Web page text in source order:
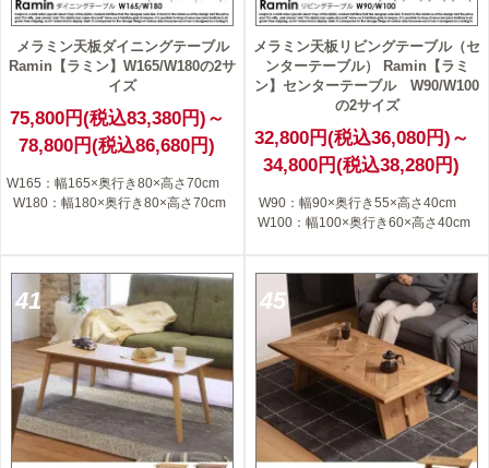
メラミン天板ダイニングテーブル
Ramin【ラミン】W165/W180の2サ
イズ
75,800円(税込83,380円)～
78,800円(税込86,680円)
W165：幅165×奥行き80×高さ70cm
W180：幅180×奥行き80×高さ70cm
メラミン天板リビングテーブル（セ
ンターテーブル） Ramin【ラミ
ン】センターテーブル W90/W100
の2サイズ
32,800円(税込36,080円)～
34,800円(税込38,280円)
W90：幅90×奥行き55×高さ40cm
W100：幅100×奥行き60×高さ40cm
41 45